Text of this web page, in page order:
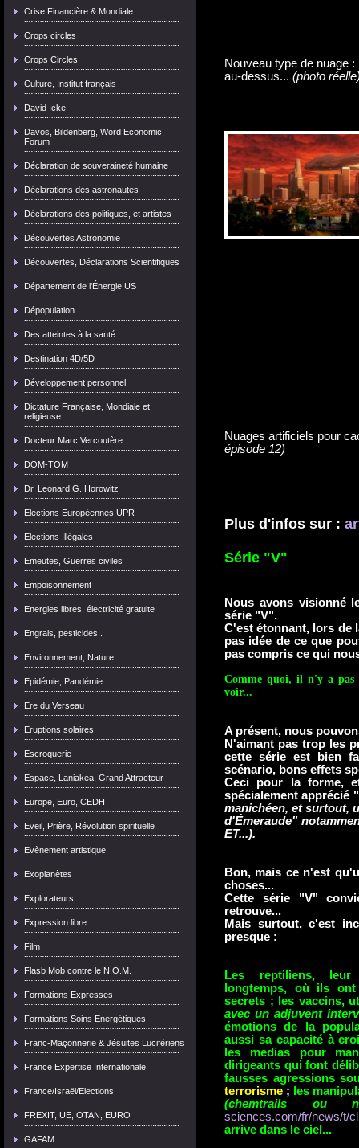
Crise Financière & Mondiale
Crops circles
Crops Circles
Culture, Institut français
David Icke
Davos, Bildenberg, Word Economic
Forum
Déclaration de souveraineté humaine
Déclarations des astronautes
Déclarations des politiques, et artistes
Découvertes Astronomie
Découvertes, Déclarations Scientifiques
Département de l'Énergie US
Dépopulation
Des atteintes à la santé
Destination 4D/5D
Développement personnel
Dictature Française, Mondiale et
religieuse
Docteur Marc Vercoutère
DOM-TOM
Dr. Leonard G. Horowitz
Elections Européennes UPR
Elections Illégales
Emeutes, Guerres civiles
Empoisonnement
Energies libres, électricité gratuite
Engrais, pesticides..
Environnement, Nature
Epidémie, Pandémie
Ere du Verseau
Eruptions solaires
Escroquerie
Espace, Laniakea, Grand Attracteur
Europe, Euro, CEDH
Eveil, Prière, Révolution spirituelle
Evènement artistique
Exoplanètes
Explorateurs
Expression libre
Film
Flasb Mob contre le N.O.M.
Formations Expresses
Formations Soins Energétiques
Franc-Maçonnerie & Jésuites Lucifériens
France Expertise Internationale
France/Israël/Elections
FREXIT, UE, OTAN, EURO
GAFAM
Nouveau type de nuage
au-dessus... (photo
Nuages artificiels pour
épisode 12)
Plus d'infos sur :
Série "V"
Nous avons visionné
série "V".
C'est étonnant, lors de
pas idée de ce que
pas compris ce qui
Comme quoi, il n'y a pas
voir...
A présent, nous
N'aimant pas trop les
cette série est bien
scénario, bons effets
Ceci pour la forme,
spécialement apprécié
manichéen, et surtout,
d'Émeraude"
ET...).
Bon, mais ce n'est
choses...
Cette série "V"
retrouve...
Mais surtout, c'est
presque :
Les reptiliens,
longtemps, où ils
secrets ; les vaccins,
avec un adjuvent
émotions de la
aussi sa capacité à
les medias pour
dirigeants qui font
fausses agressions
terrorisme ; les
(chemtrails ou
sciences.com/fr/news/t/
arrive dans le ciel...